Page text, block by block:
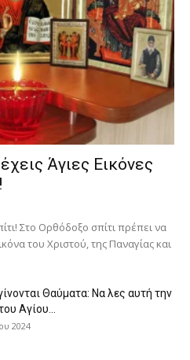
Άγιες Εικόνες
Στο Ορθόδοξο σπίτι πρέπει να
του Χριστού, της Παν­αγίας και
Θαύματα: Να λες αυτή την
Αγίου...
2024